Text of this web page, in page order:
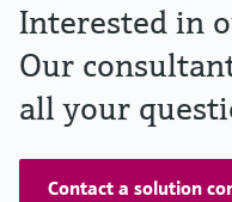
Interested in
Our
all your
Contact a solution